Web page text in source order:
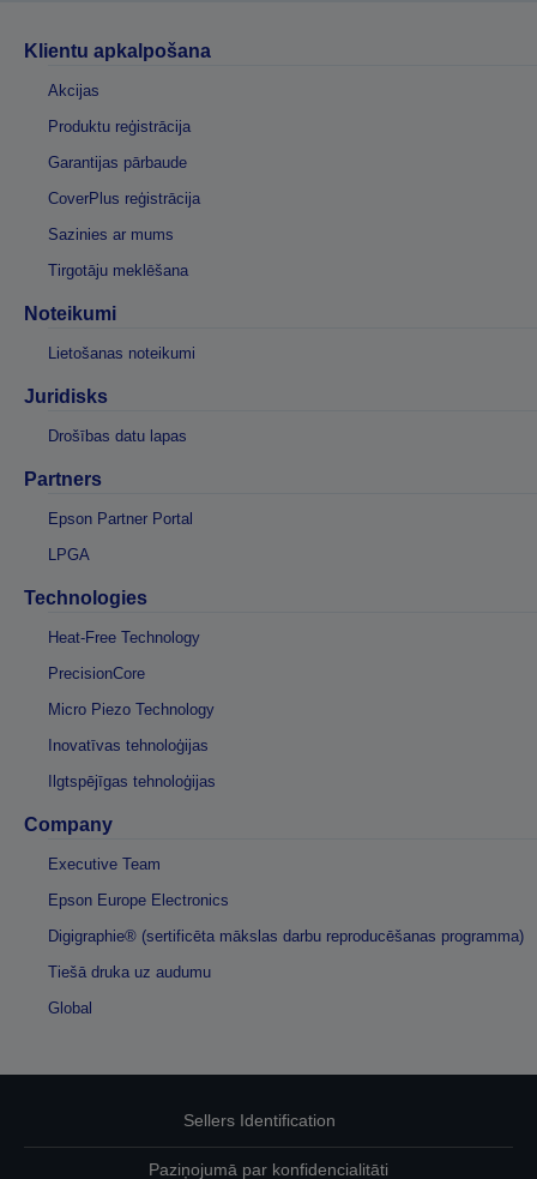
Klientu apkalpošana
Akcijas
Produktu reģistrācija
Garantijas pārbaude
CoverPlus reģistrācija
Sazinies ar mums
Tirgotāju meklēšana
Noteikumi
Lietošanas noteikumi
Juridisks
Drošības datu lapas
Partners
Epson Partner Portal
LPGA
Technologies
Heat-Free Technology
PrecisionCore
Micro Piezo Technology
Inovatīvas tehnoloģijas
Ilgtspējīgas tehnoloģijas
Company
Executive Team
Epson Europe Electronics
Digigraphie® (sertificēta mākslas darbu reproducēšanas programma)
Tiešā druka uz audumu
Global
Sellers Identification
Paziņojumā par konfidencialitāti